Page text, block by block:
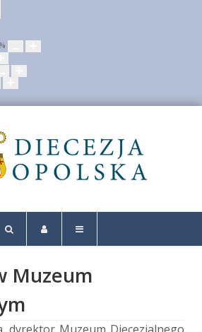
%
Muzeum
dyrektor Muzeum Diecezjalnego